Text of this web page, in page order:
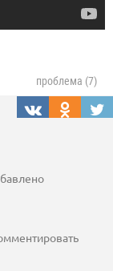
проблема (7)